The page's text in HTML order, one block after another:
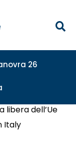
26
libera dell’Ue
Italy